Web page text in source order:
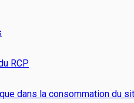
RCP
dans la consommation du